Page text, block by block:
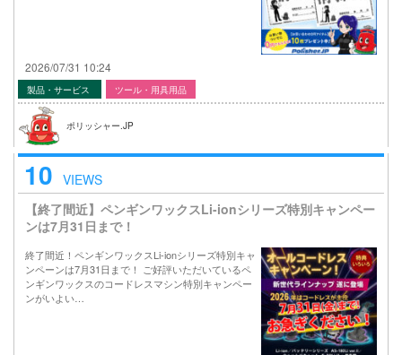
2026/07/31 10:24
製品・サービス ツール・用具用品
ポリッシャー.JP
10 VIEWS
【終了間近】ペンギンワックスLi-ionシリーズ特別キャンペー
ンは7月31日まで！
終了間近！ペンギンワックスLi-ionシリーズ特別キャ
ンペーンは7月31日まで！ ご好評いただいているペ
ンギンワックスのコードレスマシン特別キャンペー
ンがいよい…